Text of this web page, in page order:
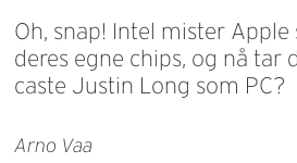
Oh, snap! Intel mister
deres egne chips, og nå tar
caste Justin Long som PC?
Arno Vaa